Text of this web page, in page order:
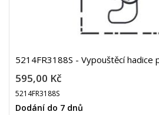
5214FR3188S - Vypouštěcí hadice
595,00 Kč
5214FR3188S
Dodání do 7 dnů